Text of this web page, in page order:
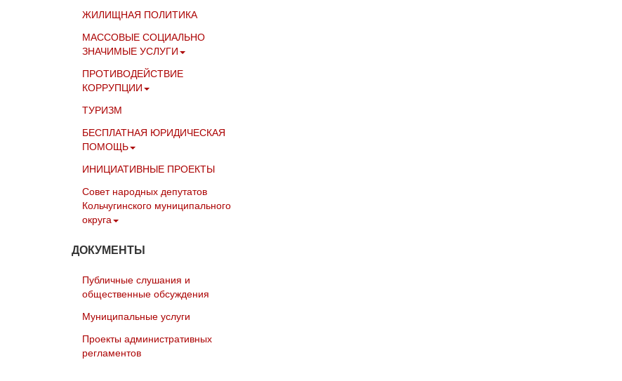
ЖИЛИЩНАЯ ПОЛИТИКА
МАССОВЫЕ СОЦИАЛЬНО
ЗНАЧИМЫЕ УСЛУГИ
ПРОТИВОДЕЙСТВИЕ
КОРРУПЦИИ
ТУРИЗМ
БЕСПЛАТНАЯ ЮРИДИЧЕСКАЯ
ПОМОЩЬ
ИНИЦИАТИВНЫЕ ПРОЕКТЫ
Совет народных депутатов
Кольчугинского муниципального
округа
ДОКУМЕНТЫ
Публичные слушания и
общественные обсуждения
Муниципальные услуги
Проекты административных
регламентов